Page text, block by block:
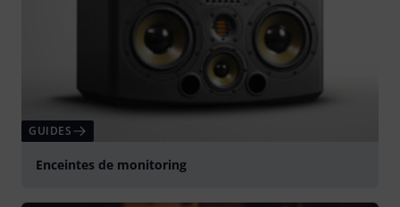
GUIDES
Enceintes de monitoring